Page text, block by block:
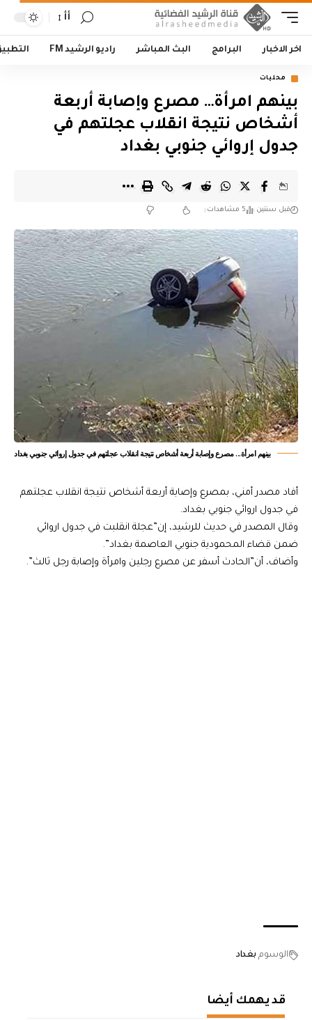
أأ
اخر الاخبار البرامج البث المباشر راديو الرشيد FM
محليات
بينهم امرأة… مصرع وإصابة أربعة
أشخاص نتيجة انقلاب عجلتهم في
جدول إروائي جنوبي بغداد
قبل سنتين 5 مشاهدات
بينهم امرأة... مصرع وإصابة أربعة أشخاص نتيجة انقلاب عجلتهم في جدول إروائي جنوبي بغداد
أفاد مصدر أمني، بمصرع وإصابة أربعة أشخاص نتيجة انقلاب عجلتهم
في جدول اروائي جنوبي بغداد.
وقال المصدر في حديث للرشيد، إن”عجلة انقلبت في جدول اروائي
ضمن قضاء المحمودية جنوبي العاصمة بغداد”.
وأضاف، أن”الحادث أسفر عن مصرع رجلين وامرأة وإصابة رجل ثالث”.
الوسوم بغداد
قد يهمك أيضا